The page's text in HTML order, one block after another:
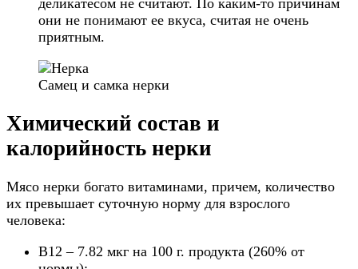
они не понимают ее вкуса, считая не очень
приятным.
Самец и самка нерки
Химический состав и
калорийность нерки
Мясо нерки богато витаминами, причем, количество
их превышает суточную норму для взрослого
человека:
B12 – 7.82 мкг на 100 г. продукта (260% от